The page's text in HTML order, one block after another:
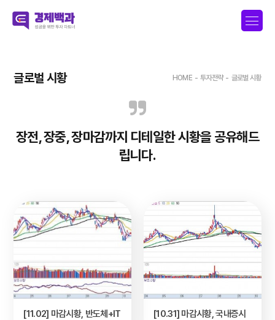
글로벌 시황 HOME - 투자전략 - 글로벌 시황
장전, 장중, 장마감까지 디테일한 시황을 공유해드
립니다.
[11.02] 마감시황, 반도체+IT
[10.31] 마감시황, 국내증시